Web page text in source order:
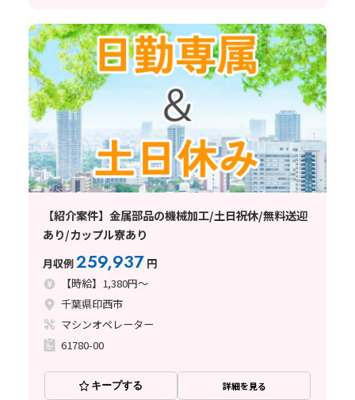
【紹介案件】金属部品の機械加工/土日祝休/無料送迎
あり/カップル寮あり
月収例259,937 円
【時給】1,380円～
千葉県印西市
マシンオペレーター
61780-00
キープする 詳細を見る